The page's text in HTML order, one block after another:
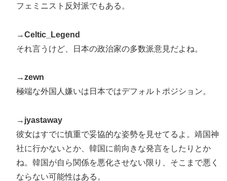
フェミニスト反対派でもある。
→Celtic_Legend
それ言うけど、日本の政治家の多数派意見だよね。
→zewn
極端な外国人嫌いは日本ではデフォルトポジション。
→ jyastaway
彼女はすでに慎重で妥協的な姿勢を見せてるよ。靖国神
社に行かないとか、韓国に前向きな発言をしたりとか
ね。韓国が自ら関係を悪化させない限り、そこまで悪く
ならない可能性はある。